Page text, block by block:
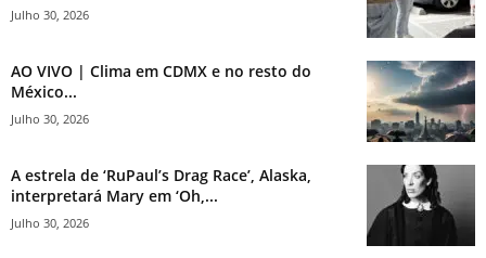
Julho 30, 2026
AO VIVO | Clima em CDMX e no resto do
México...
Julho 30, 2026
A estrela de ‘RuPaul’s Drag Race’, Alaska,
interpretará Mary em ‘Oh,...
Julho 30, 2026